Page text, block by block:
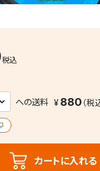
税込
への送料 880
カートに入れる